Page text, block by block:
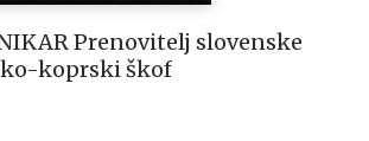
Prenovitelj slovenske
koprski škof